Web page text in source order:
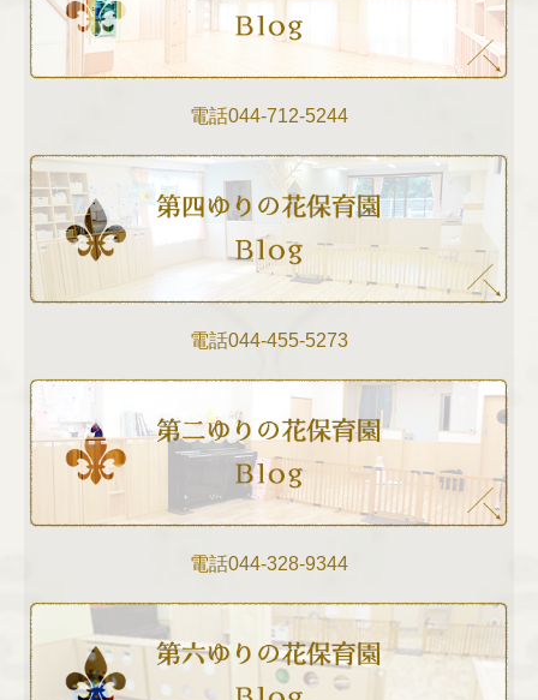
電話044-712-5244
電話044‐455-5273
電話044-328-9344